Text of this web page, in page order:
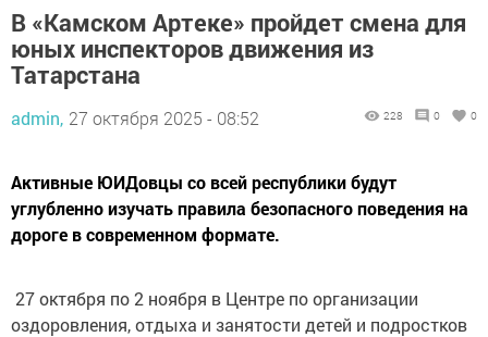
В «Камском Артеке» пройдет смена для
юных инспекторов движения из
Татарстана
admin, 27 октября 2025 - 08:52 228 0 0
Активные ЮИДовцы со всей республики будут
углубленно изучать правила безопасного поведения на
дороге в современном формате.
27 октября по 2 ноября в Центре по организации
оздоровления, отдыха и занятости детей и подростков